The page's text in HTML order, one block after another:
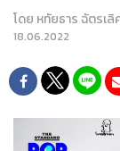
โดย หทัยธาร ฉัตรเ
18.06.2022